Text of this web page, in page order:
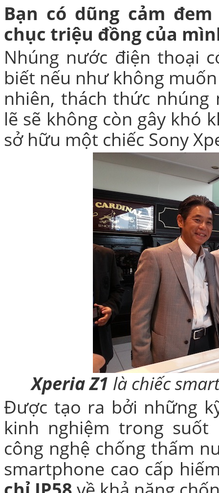
Ốp lưng Samsung
Túi xách
Ốp lưng Sony
Bao da samsung
Bao da Samsung
Ốp lưng iPhone
Bạn có dũng cảm
chục triệu đồng của
Nhúng nước điện thoại
biết nếu như không
nhiên, thách thức
lẽ sẽ không còn gây khó
sở hữu một chiếc Sony
Xperia Z1 là chiếc
Được tạo ra bởi những
kinh nghiệm trong
công nghệ chống thấm
smartphone cao cấp